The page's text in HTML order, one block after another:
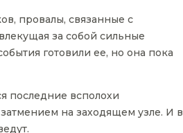
провалы, связанные с
за собой сильные
готовили ее, но она пока
последние всполохи
на заходящем узле. И в